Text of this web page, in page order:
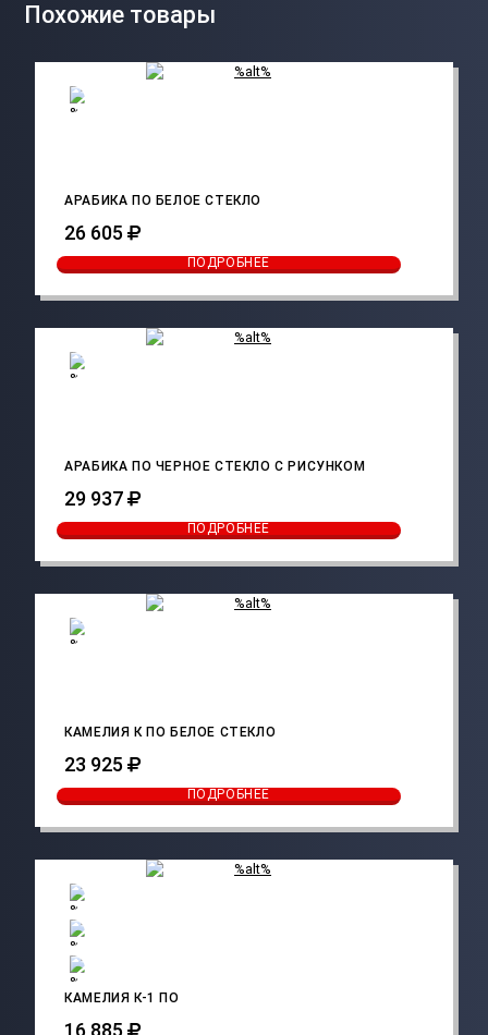
Похожие товары
АРАБИКА ПО БЕЛОЕ СТЕКЛО
26 605
ПОДРОБНЕЕ
АРАБИКА ПО ЧЕРНОЕ СТЕКЛО С РИСУНКОМ
29 937
ПОДРОБНЕЕ
КАМЕЛИЯ К ПО БЕЛОЕ СТЕКЛО
23 925
ПОДРОБНЕЕ
КАМЕЛИЯ К-1 ПО
16 885